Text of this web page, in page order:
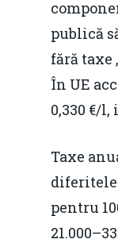
publică
fără taxe
În UE
0,330 €/
Taxe
pentru